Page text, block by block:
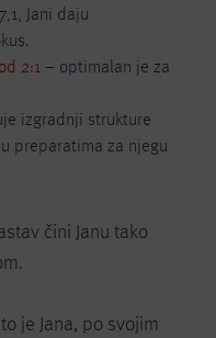
Jani daju
2:1 – optimalan je za
izgradnji strukture
preparatima za njegu
čini Janu tako
je Jana, po svojim